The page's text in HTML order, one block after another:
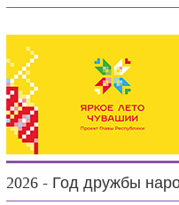
2026 - Год дружбы